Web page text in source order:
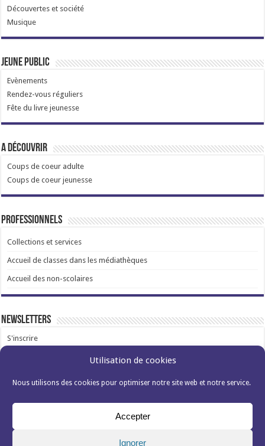
Utilisation de cookies
Nous utilisons des cookies pour optimiser notre site web et notre service.
Accepter
Ignorer
Découvertes et société
Musique
Jeune public
Evènements
Rendez-vous réguliers
Fête du livre jeunesse
A découvrir
Coups de coeur adulte
Coups de coeur jeunesse
Professionnels
Collections et services
Accueil de classes dans les médiathèques
Accueil des non-scolaires
Newsletters
S'inscrire
Politique de cookies (EU)s